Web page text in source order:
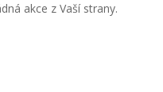
akce z Vaší strany.